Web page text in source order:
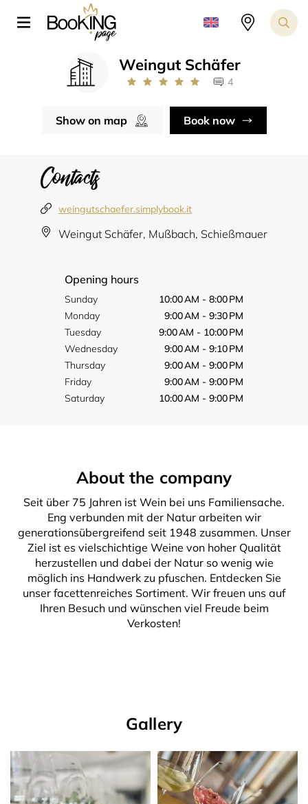
Weingut Schäfer
4
Show on map Book now
Contacts
weingutschaefer.simplybook.it
Weingut Schäfer, Mußbach, Schießmauer
Opening hours
Sunday
10:00 AM - 8:00 PM
Monday
9:00 AM - 9:30 PM
Tuesday
9:00 AM - 10:00 PM
Wednesday
9:00 AM - 9:10 PM
Thursday
9:00 AM - 9:00 PM
Friday
9:00 AM - 9:00 PM
Saturday
10:00 AM - 9:00 PM
About the company
Seit über 75 Jahren ist Wein bei uns Familiensache.
Eng verbunden mit der Natur arbeiten wir
generationsübergreifend seit 1948 zusammen. Unser
Ziel ist es vielschichtige Weine von hoher Qualität
herzustellen und dabei der Natur so wenig wie
möglich ins Handwerk zu pfuschen. Entdecken Sie
unser facettenreiches Sortiment. Wir freuen uns auf
Ihren Besuch und wünschen viel Freude beim
Verkosten!
Gallery